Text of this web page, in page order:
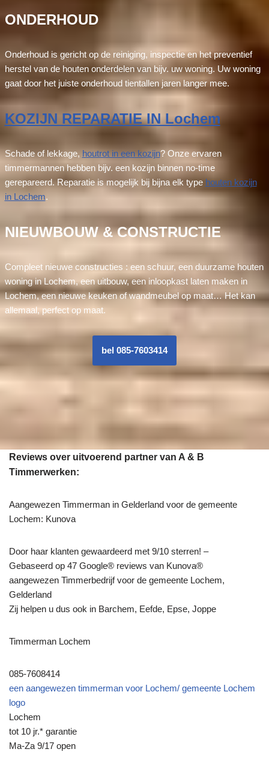
ONDERHOUD
Onderhoud is gericht op de reiniging, inspectie en het preventief
herstel van de houten onderdelen van bijv. uw woning. Uw woning
gaat door het juiste onderhoud tientallen jaren langer mee.
KOZIJN REPARATIE IN Lochem
Schade of lekkage, houtrot in een kozijn? Onze ervaren
timmermannen hebben bijv. een kozijn binnen no-time
gerepareerd. Reparatie is mogelijk bij bijna elk type houten kozijn
in Lochem.
NIEUWBOUW & CONSTRUCTIE
Compleet nieuwe constructies : een schuur, een duurzame houten
woning in Lochem, een uitbouw, een inloopkast laten maken in
Lochem, een nieuwe keuken of wandmeubel op maat… Het kan
allemaal, perfect op maat.
bel 085-7603414
Reviews over uitvoerend partner van A & B
Timmerwerken:
Aangewezen Timmerman in Gelderland voor de gemeente
Lochem: Kunova
Door haar klanten gewaardeerd met 9/10 sterren! –
Gebaseerd op 47 Google® reviews van Kunova®
aangewezen Timmerbedrijf voor de gemeente Lochem,
Gelderland
Zij helpen u dus ook in Barchem, Eefde, Epse, Joppe
Timmerman Lochem
085-7608414
een aangewezen timmerman voor Lochem/ gemeente Lochem
logo
Lochem
tot 10 jr.* garantie
Ma-Za 9/17 open